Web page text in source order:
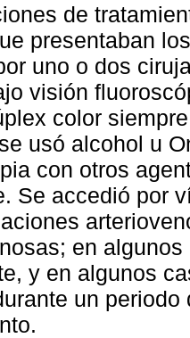
de
presentaban
uno o dos
visión
color
usó alcohol u
con otros
Se accedió por
en
y en algunos
un